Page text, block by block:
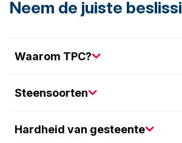
Neem de juiste
Waarom TPC?
Steensoorten
Hardheid van gesteente